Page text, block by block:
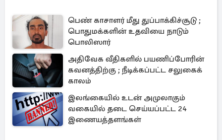
பெண் காசாளர் மீது துப்பாக்கிச்சூடு ;
பொதுமக்களின் உதவியை நாடும்
பொலிஸார்
அதிவேக வீதிகளில் பயணிப்போரின்
கவனத்திற்கு ; நீடிக்கப்பட்ட சலுகைக்
காலம்
இலங்கையில் உடன் அமுலாகும்
வகையில் தடை செய்யப்பட்ட 24
இணையத்தளங்கள்